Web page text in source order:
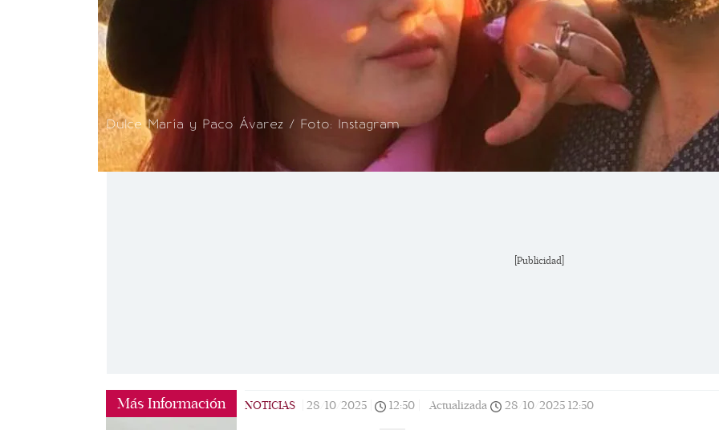
Dulce María y Paco Ávarez / Foto: Instagram
[Publicidad]
Más Información NOTICIAS 28/10/2025 12:50 Actualizada 28/10/2025 12:50